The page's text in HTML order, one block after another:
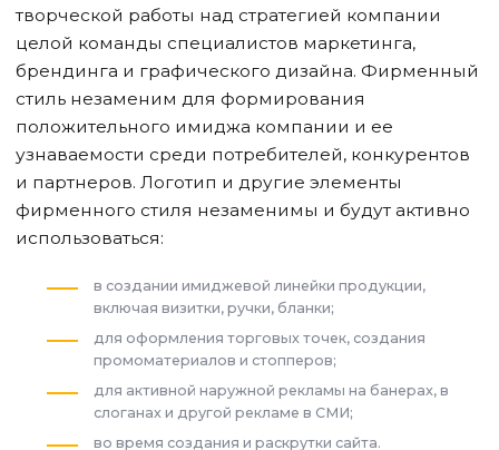
творческой работы над стратегией компании
целой команды специалистов маркетинга,
брендинга и графического дизайна. Фирменный
стиль незаменим для формирования
положительного имиджа компании и ее
узнаваемости среди потребителей, конкурентов
и партнеров. Логотип и другие элементы
фирменного стиля незаменимы и будут активно
использоваться:
в создании имиджевой линейки продукции,
включая визитки, ручки, бланки;
для оформления торговых точек, создания
промоматериалов и стопперов;
для активной наружной рекламы на банерах, в
слоганах и другой рекламе в СМИ;
во время создания и раскрутки сайта.